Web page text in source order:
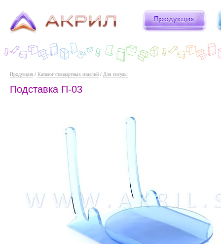
Продукция / Каталог стандартных изделий / Для посуды
Подставка П-03